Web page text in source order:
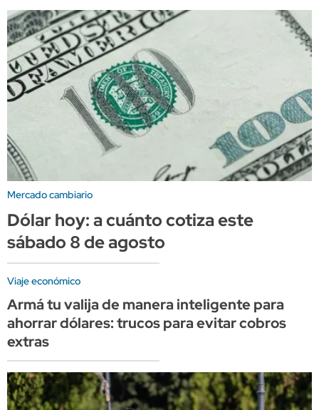
Mercado cambiario
Dólar hoy: a cuánto cotiza este
sábado 8 de agosto
Viaje económico
Armá tu valija de manera inteligente para
ahorrar dólares: trucos para evitar cobros
extras